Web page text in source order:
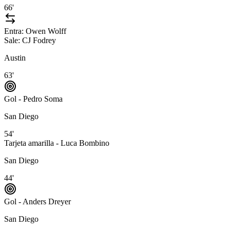
66'
Entra: Owen Wolff
Sale: CJ Fodrey
Austin
63'
Gol - Pedro Soma
San Diego
54'
Tarjeta amarilla - Luca Bombino
San Diego
44'
Gol - Anders Dreyer
San Diego